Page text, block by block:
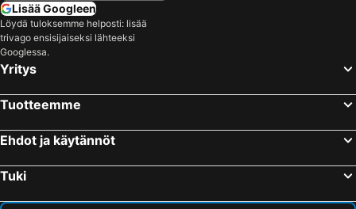
Lisää Googleen
Löydä tuloksemme helposti: lisää
trivago ensisijaiseksi lähteeksi
Googlessa.
Yritys
Tuotteemme
Ehdot ja käytännöt
Tuki